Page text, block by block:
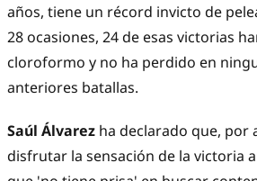
años, tiene un récord invicto de
28 ocasiones, 24 de esas victorias
cloroformo y no ha perdido en
anteriores batallas.
Saúl Álvarez ha declarado que, por
disfrutar la sensación de la victoria